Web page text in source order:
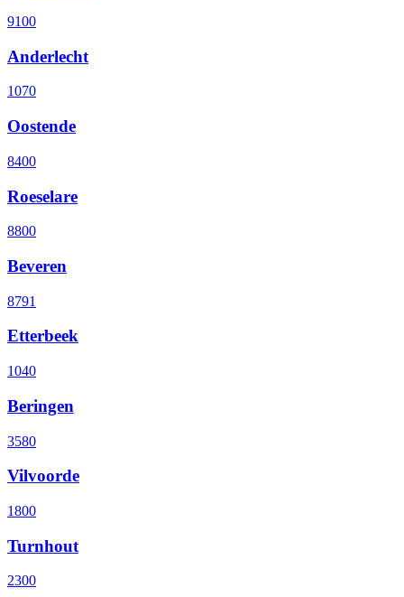
9100
Anderlecht
1070
Oostende
8400
Roeselare
8800
Beveren
8791
Etterbeek
1040
Beringen
3580
Vilvoorde
1800
Turnhout
2300